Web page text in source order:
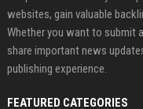
websites, gain valuable
Whether you want to submit
share important news
publishing experience.
FEATURED CATEGORIES